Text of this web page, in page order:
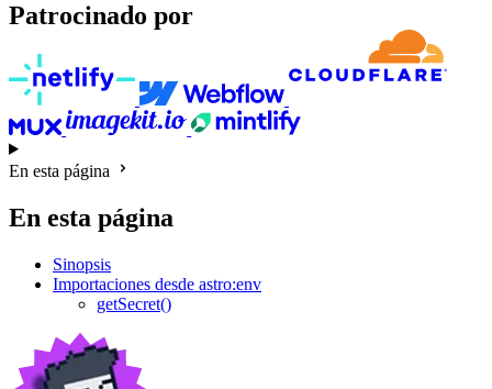
Patrocinado por
En esta página
En esta página
Sinopsis
Importaciones desde astro:env
getSecret()